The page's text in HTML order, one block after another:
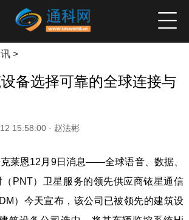
产业资讯 企业新品 高端访谈
>
备选择可靠的全球连接与
15:58:00 · 赵法彬
莱恩12月9日消息——全球语音、数据、
PNT）卫星服务的领先供应商铱星通信
）今天宣布，该公司已被领先的建筑设